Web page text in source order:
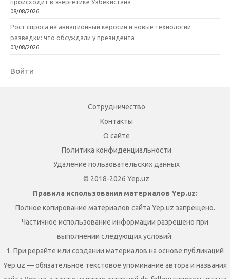
происходит в энергетике Узбекистана
08/08/2026
Рост спроса на авиационный керосин и новые технологии
разведки: что обсуждали у президента
03/08/2026
Войти
Сотрудничество
Контакты
О сайте
Политика конфиденциальности
Удаление пользовательских данных
© 2018-2026 Yep.uz
Правила использования материалов Yep.uz:
Полное копирование материалов сайта Yep.uz запрещено.
Частичное использование информации разрешено при
выполнении следующих условий:
1. При рерайте или создании материалов на основе публикаций
Yep.uz — обязательное текстовое упоминание автора и названия